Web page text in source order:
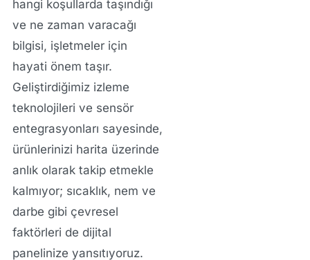
hangi koşullarda taşındığı
ve ne zaman varacağı
bilgisi, işletmeler için
hayati önem taşır.
Geliştirdiğimiz izleme
teknolojileri ve sensör
entegrasyonları sayesinde,
ürünlerinizi harita üzerinde
anlık olarak takip etmekle
kalmıyor; sıcaklık, nem ve
darbe gibi çevresel
faktörleri de dijital
panelinize yansıtıyoruz.